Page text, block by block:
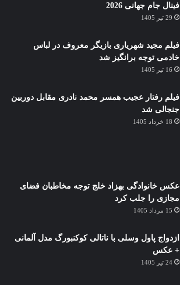
فینال جام جهانی 2026
29 تیر 1405
فیلم مجید شهریاری بازیگر معروف در لباس
خادمی توجه برانگیز شد
16 تیر 1405
فیلم رفتار عجیب همسر محمد نادری مقابل دوربین
جنجالی شد
18 خرداد 1405
عکس خانوادگی بهزاد خلج توجه مخاطبان فضای
مجازی را جلب کرد
15 مرداد 1405
ازدواج پاول وسلی با ناتالی کوکنبورگ مدل آلمانی
+ عکس
24 تیر 1405